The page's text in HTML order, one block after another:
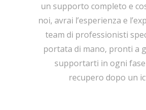
un supporto completo e
noi, avrai l’esperienza e
team di professionisti
portata di mano, pronti a
supportarti in ogni
recupero dopo un